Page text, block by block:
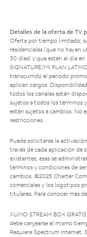
Detalles de la oferta de TV
Oferta por tiempo limitado;
residenciales (que no hayan
30 días) y que estén al día en
SIGNATURE/MI PLAN
transcurrido el período
aplican cargos.
todos los canales están
sujetos a todos los términos
están sujetos a cambios. No
restricciones.
Puede solicitarse la
través de cada aplicación de
existentes; esas se
términos y condiciones de
cambios. ©2025 Charter
comerciales y los logotipos
titulares. Para conocer más
XUMO STREAM BOX
debe canjearse al mismo
Requiere Spectrum Internet.